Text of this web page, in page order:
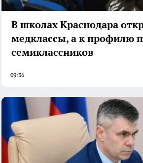
В школах Краснодара
медклассы, а к профилю
семиклассников
09:36